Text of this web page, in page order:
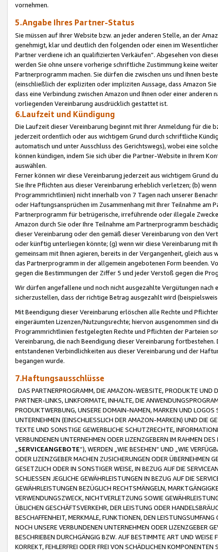
vornehmen.
5.Angabe Ihres Partner-Status
Sie müssen auf Ihrer Website bzw. an jeder anderen Stelle, an der
genehmigt, klar und deutlich den folgenden oder einen im
Partner verdiene ich an qualifizierten Verkäufen“. Abgesehen von
werden Sie ohne unsere vorherige schriftliche Zustimmung keine
Partnerprogramm machen. Sie dürfen die zwischen uns und Ihnen
(einschließlich der expliziten oder impliziten Aussage, dass Amazon
dass eine Verbindung zwischen Amazon und Ihnen oder einer
vorliegenden Vereinbarung ausdrücklich gestattet ist.
6.Laufzeit und Kündigung
Die Laufzeit dieser Vereinbarung beginnt mit Ihrer Anmeldung für die
jederzeit ordentlich oder aus wichtigem Grund durch schriftliche
automatisch und unter Ausschluss des Gerichtswegs), wobei eine
können kündigen, indem Sie sich über die Partner-Website in Ihrem
auswählen.
Ferner können wir diese Vereinbarung jederzeit aus wichtigem Grund
Sie Ihre Pflichten aus dieser Vereinbarung erheblich verletzen; (b)
Programmrichtlinien) nicht innerhalb von 7 Tagen nach unserer
oder Haftungsansprüchen im Zusammenhang mit Ihrer Teilnahme am
Partnerprogramm für betrügerische, irreführende oder illegale
Amazon durch Sie oder Ihre Teilnahme am Partnerprogramm
dieser Vereinbarung oder den gemäß dieser Vereinbarung von den
oder künftig unterliegen könnte; (g) wenn wir diese Vereinbarung mit
gemeinsam mit Ihnen agieren, bereits in der Vergangenheit, gleich
das Partnerprogramm in der allgemein angebotenen Form beenden.
gegen die Bestimmungen der Ziffer 5 und jeder Verstoß gegen die
Wir dürfen angefallene und noch nicht ausgezahlte Vergütungen
sicherzustellen, dass der richtige Betrag ausgezahlt wird
Mit Beendigung dieser Vereinbarung erlöschen alle Rechte und
eingeräumten Lizenzen/Nutzungsrechte; hiervon ausgenommen sind
Programmrichtlinien festgelegten Rechte und Pflichten der Parteien
Vereinbarung, die nach Beendigung dieser Vereinbarung
entstandenen Verbindlichkeiten aus dieser Vereinbarung und der
begangen wurde.
7.Haftungsausschlüsse
DAS PARTNERPROGRAMM, DIE AMAZON-WEBSITE, PRODUKTE UND
PARTNER-LINKS, LINKFORMATE, INHALTE, DIE
PRODUKTWERBUNG, UNSERE DOMAIN-NAMEN, MARKEN UND
UNTERNEHMEN (EINSCHLIESSLICH DER AMAZON-MARKEN) UND DIE
TEXTE UND SONSTIGE GEWERBLICHE SCHUTZRECHTE,
VERBUNDENEN UNTERNEHMEN ODER LIZENZGEBERN IM RAHMEN
SERVICEANGEBOTE“), WERDEN „WIE BESEHEN“ UND „WIE
ODER LIZENZGEBER MACHEN ZUSICHERUNGEN ODER ÜBERNEHMEN
GESETZLICH ODER IN SONSTIGER WEISE, IN BEZUG AUF DIE
SCHLIESSEN JEGLICHE GEWÄHRLEISTUNGEN IN BEZUG AUF DIE
GEWÄHRLEISTUNGEN BEZÜGLICH RECHTSMÄNGELN,
VERWENDUNGSZWECK, NICHTVERLETZUNG SOWIE
ÜBLICHEN GESCHÄFTSVERKEHR, DER LEISTUNG ODER
BESCHAFFENHEIT, MERKMALE, FUNKTIONEN, DEN
NOCH UNSERE VERBUNDENEN UNTERNEHMEN ODER LIZENZGEBER
BESCHRIEBEN DURCHGÄNGIG BZW. AUF BESTIMMTE ART UND
KORREKT, FEHLERFREI ODER FREI VON SCHÄDLICHEN